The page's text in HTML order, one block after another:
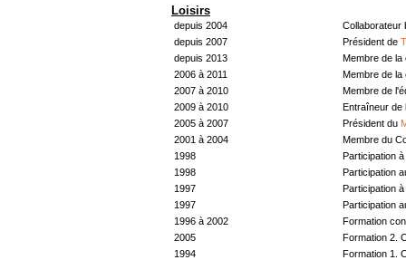
Loisirs
depuis 2004
Collaborateur
depuis 2007
Président de
depuis 2013
Membre de
2006 à 2011
Membre de
2007 à 2010
Membre de
2009 à 2010
Entraîneur de
2005 à 2007
Président du
2001 à 2004
Membre du
1998
Participation à
1998
Participation
1997
Participation à
1997
Participation
1996 à 2002
Formation
2005
Formation 2.
1994
Formation 1.